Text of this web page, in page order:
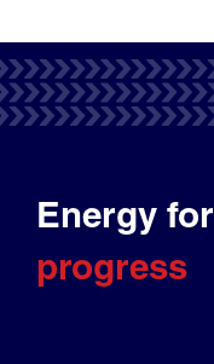
Energy for
progress